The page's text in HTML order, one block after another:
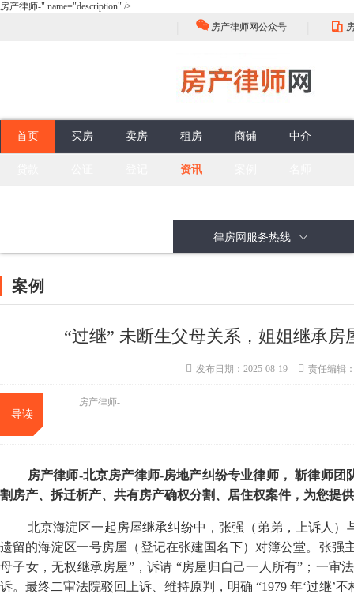
房产律师-" name="description" />
房产律师网公众号
首页 买房
合同订立程序
卖房
签约前准备
租房 商铺 中介
权利与义务
资讯
律房网服务热线
案例
“过继” 未断生父母关系，姐姐继承
发布日期：2025-08-19 责任编辑
导读
房产律师-
房产律师-北京房产律师-房地产纠纷专业律师， 靳律师团
割房产、拆迁析产、共有房产确权分割、居住权案件，为您提
北京海淀区一起房屋继承纠纷中，张强（弟弟，上诉人
遗留的海淀区一号房屋（登记在张建国名下）对簿公堂。张强
母子女，无权继承房屋”，诉请 “房屋归自己一人所有”；一审
诉。最终二审法院驳回上诉、维持原判，明确 “1979 年‘过继’